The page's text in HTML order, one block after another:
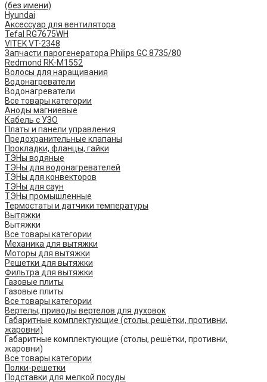
(без имени)
Hyundai
Аксессуар для вентилятора
Tefal RG7675WH
VITEK VT-2348
Запчасти парогенератора Philips GC 8735/80
Redmond RK-M1552
Волосы для наращивания
Водонагреватели
Водонагреватели
Все товары категории
Аноды магниевые
Кабель с УЗО
Платы и панели управления
Предохранительные клапаны
Прокладки, фланцы, гайки
ТЭНы водяные
ТЭНы для водонагревателей
ТЭНы для конвекторов
ТЭНы для саун
ТЭНы промышленные
Термостаты и датчики температуры
Вытяжки
Вытяжки
Все товары категории
Механика для вытяжки
Моторы для вытяжки
Решетки для вытяжки
Фильтра для вытяжки
Газовые плиты
Газовые плиты
Все товары категории
Вертелы, приводы вертелов для духовок
Габаритные комплектующие (столы, решётки, противни,
жаровни)
Габаритные комплектующие (столы, решётки, противни,
жаровни)
Все товары категории
Полки-решетки
Подставки для мелкой посуды